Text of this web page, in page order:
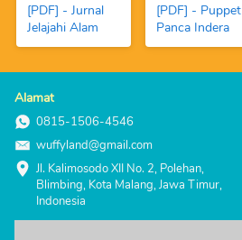
[PDF] - Jurnal
Jelajahi Alam
[PDF] - Puppet
Panca Indera
Alamat
0815-1506-4546
wuffyland@gmail.com
Jl. Kalimosodo XII No. 2, Polehan,
Blimbing, Kota Malang, Jawa Timur,
Indonesia